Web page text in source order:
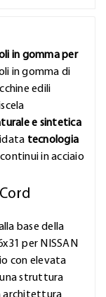
in gomma per
in gomma di
edili
e sintetica
tecnologia
in acciaio
base della
per NISSAN
con elevata
struttura